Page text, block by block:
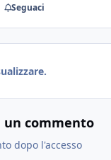
Seguaci
un commento
dopo l'accesso